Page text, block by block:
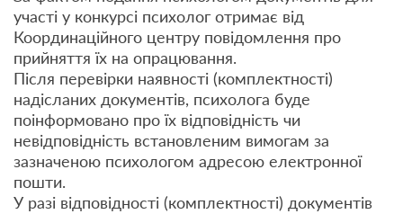
участі у конкурсі психолог отримає від
Координаційного центру повідомлення про
прийняття їх на опрацювання.
Після перевірки наявності (комплектності)
надісланих документів, психолога буде
поінформовано про їх відповідність чи
невідповідність встановленим вимогам за
зазначеною психологом адресою електронної
пошти.
У разі відповідності (комплектності) документів